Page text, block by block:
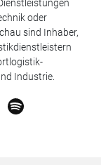
oder
sind Inhaber,
Industrie.